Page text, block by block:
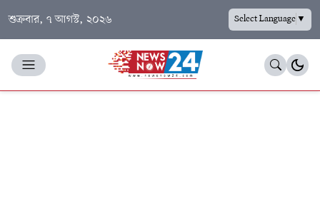
শুক্রবার, ৭ আগস্ট, ২০২৬ Select Language▼